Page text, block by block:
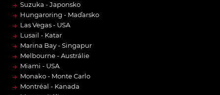
→ Suzuka - Japonsko
→ Hungaroring - Maďarsko
→ Las Vegas - USA
→ Lusail - Katar
→ Marina Bay - Singapur
→ Melbourne - Austrálie
→ Miami - USA
→ Monako - Monte Carlo
→ Montréal - Kanada